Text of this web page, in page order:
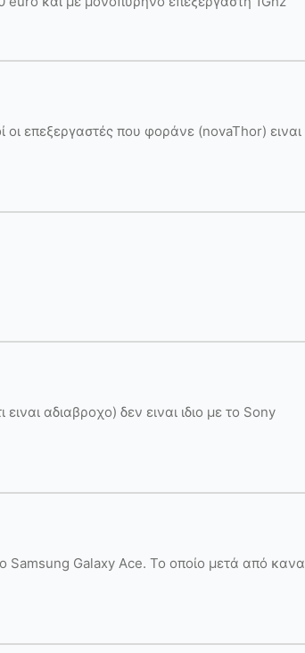
επεξεργαστές που φοράνε (novaThor) ειναι
αδιαβροχο) δεν ειναι ιδιο με το Sony
Samsung Galaxy Ace. Το οποίο μετά από κανα